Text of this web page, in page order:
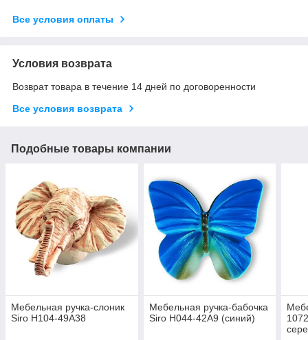
Все условия оплаты
Условия возврата
Возврат товара в течение 14 дней по договоренности
Все условия возврата
Подобные товары компании
Мебельная ручка-слоник
Siro H104-49A38
Мебельная ручка-бабочка
Siro H044-42A9 (синий)